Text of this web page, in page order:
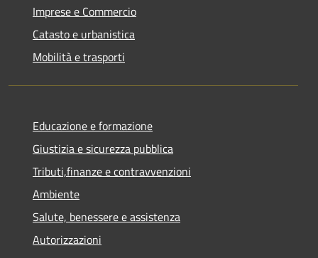
Imprese e Commercio
Catasto e urbanistica
Mobilità e trasporti
Educazione e formazione
Giustizia e sicurezza pubblica
Tributi,finanze e contravvenzioni
Ambiente
Salute, benessere e assistenza
Autorizzazioni